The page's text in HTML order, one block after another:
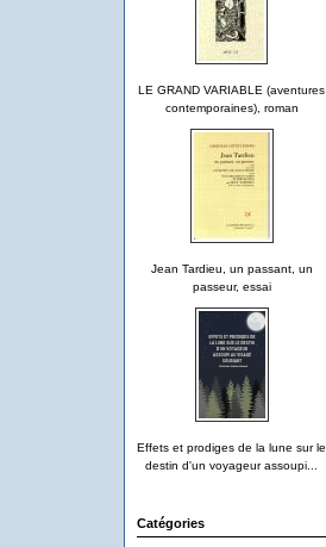
LE GRAND VARIABLE (aventures
contemporaines), roman
Jean Tardieu, un passant, un
passeur, essai
Effets et prodiges de la lune sur le
destin d'un voyageur assoupi...
Catégories